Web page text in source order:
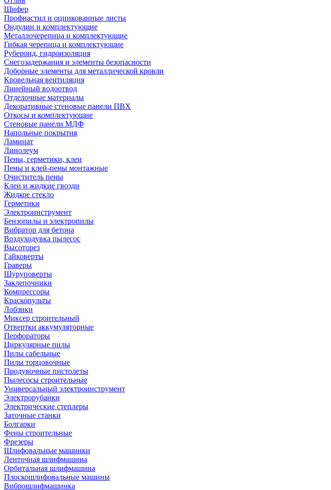
Шифер
Профнастил и оцинкованные листы
Ондулин и комплектующие
Металлочерепица и комплектующие
Гибкая черепица и комплектующие
Рубероид, гидроизоляция
Снегозадержания и элементы безопасности
Доборные элементы для металлической кровли
Кровельная вентиляция
Линейный водоотвод
Отделочные материалы
Декоративные стеновые панели ПВХ
Откосы и комплектующие
Стеновые панели МДФ
Напольные покрытия
Ламинат
Линолеум
Пены, герметики, клеи
Пены и клей-пены монтажные
Очиститель пены
Клеи и жидкие гвозди
Жидкое стекло
Герметики
Электроинструмент
Бензопилы и электропилы
Вибратор для бетона
Воздуходувка пылесос
Высоторез
Гайковерты
Граверы
Шуруповерты
Заклепочники
Компрессоры
Краскопульты
Лобзики
Миксер строительный
Отвертки аккумуляторные
Перфораторы
Циркулярные пилы
Пилы сабельные
Пилы торцовочные
Продувочные пистолеты
Пылесосы строительные
Универсальный электроинструмент
Электрорубанки
Электрические степлеры
Заточные станки
Болгарки
Фены строительные
Фрезеры
Шлифовальные машинки
Ленточная шлифмашина
Орбитальная шлифмашина
Плоскошлифовальные машины
Виброшлифмашинка